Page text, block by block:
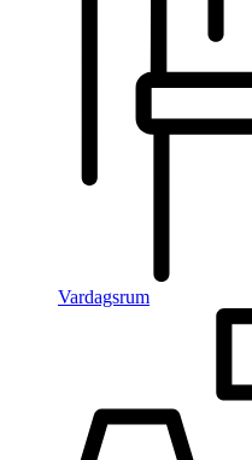
Vardagsrum